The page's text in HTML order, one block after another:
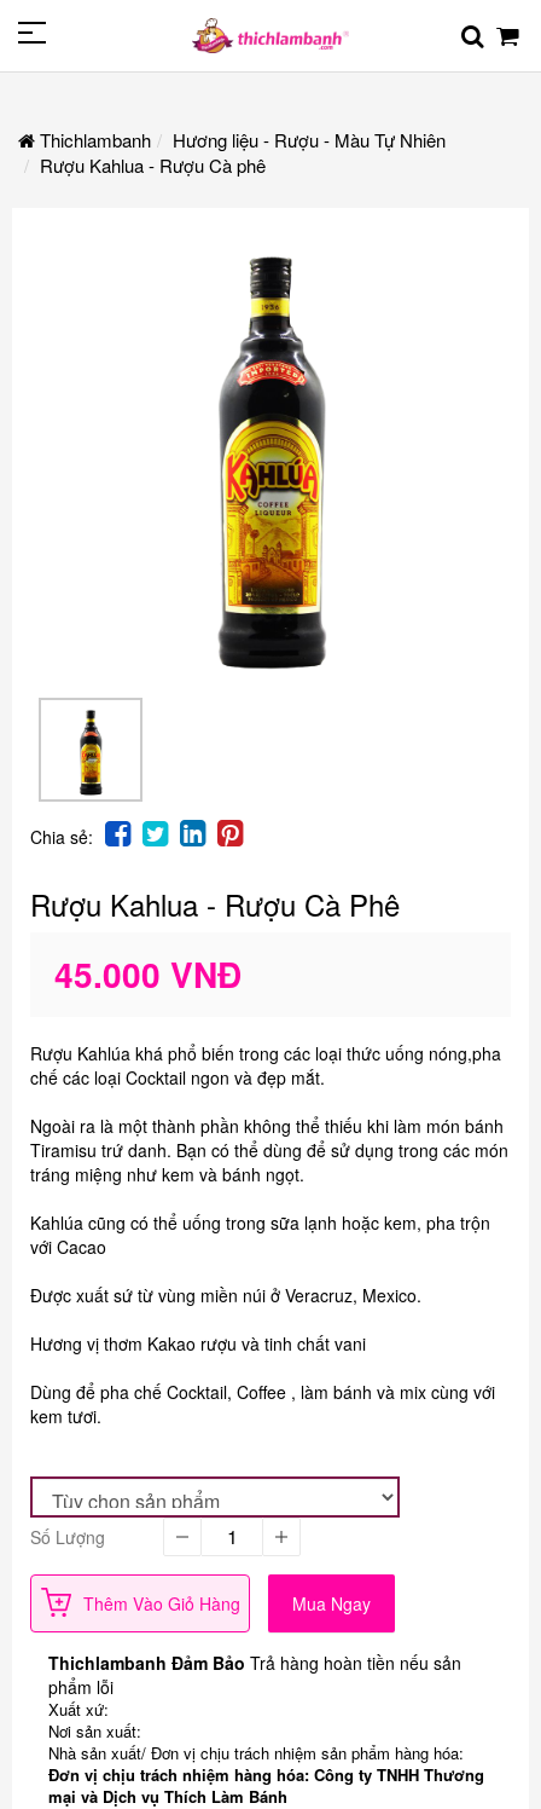
Thichlambanh
Hương liệu - Rượu - Màu Tự Nhiên
Rượu Kahlua - Rượu Cà phê
Chia sẻ:
Rượu Kahlua - Rượu Cà Phê
45.000 VNĐ
Rượu Kahlúa khá phổ biến trong các loại thức uống nóng,pha
chế các loại Cocktail ngon và đẹp mắt.
Ngoài ra là một thành phần không thể thiếu khi làm món bánh
Tiramisu trứ danh. Bạn có thể dùng để sử dụng trong các món
tráng miệng như kem và bánh ngọt.
Kahlúa cũng có thể uống trong sữa lạnh hoặc kem, pha trộn
với Cacao
Được xuất sứ từ vùng miền núi ở Veracruz, Mexico.
Hương vị thơm Kakao rượu và tinh chất vani
Dùng để pha chế Cocktail, Coffee , làm bánh và mix cùng với
kem tươi.
Số Lượng
Thêm Vào Giỏ Hàng Mua Ngay
Thichlambanh Đảm Bảo Trả hàng hoàn tiền nếu sản
phẩm lỗi
Xuất xứ:
Nơi sản xuất:
Nhà sản xuất/ Đơn vị chịu trách nhiệm sản phẩm hàng hóa:
Đơn vị chịu trách nhiệm hàng hóa: Công ty TNHH Thương
mại và Dịch vụ Thích Làm Bánh